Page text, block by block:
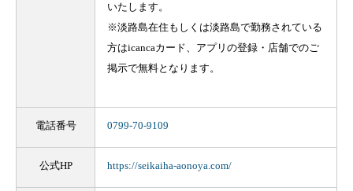
いたします。
※淡路島在住もしくは淡路島で勤務されている
方はicancaカード、アプリの登録・店舗でのご
掲示で無料となります。
電話番号 0799-70-9109
公式HP https://seikaiha-aonoya.com/